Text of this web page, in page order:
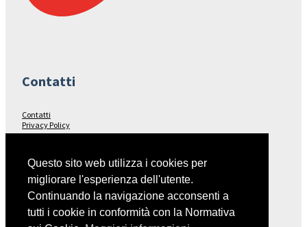
Contatti
Contatti
Privacy Policy
Seguici su…
Facebook
Questo sito web utilizza i cookies per
migliorare l'esperienza dell'utente.
Continuando la navigazione acconsenti a
tutti i cookie in conformità con la Normativa